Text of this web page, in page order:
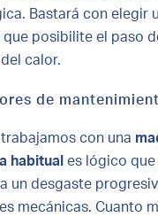
Bastará con elegir
posibilite el paso
calor.
de
con una
habitual es lógico que
un desgaste
mecánicas. Cuanto